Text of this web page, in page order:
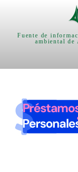
Fuente de
ambiental de